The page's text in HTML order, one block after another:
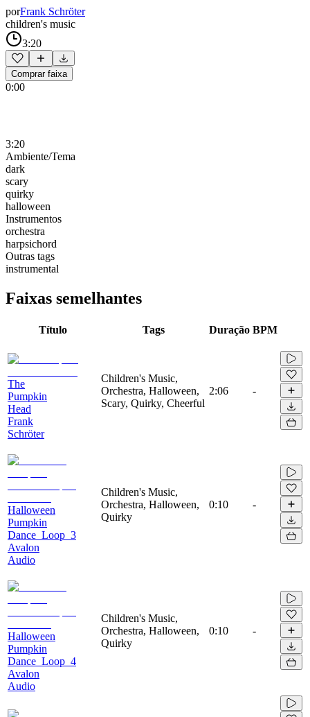
porFrank Schröter
children's music
3:20
Comprar faixa
0:00
3:20
Ambiente/Tema
dark
scary
quirky
halloween
Instrumentos
orchestra
harpsichord
Outras tags
instrumental
Faixas semelhantes
Título Tags Duração BPM
The
Pumpkin
Head
Frank
Schröter
Children's Music,
Orchestra, Halloween,
Scary, Quirky, Cheerful
2:06 -
Halloween
Pumpkin
Dance_Loop_3
Avalon
Audio
Children's Music,
Orchestra, Halloween,
Quirky
0:10 -
Halloween
Pumpkin
Dance_Loop_4
Avalon
Audio
Children's Music,
Orchestra, Halloween,
Quirky
0:10 -